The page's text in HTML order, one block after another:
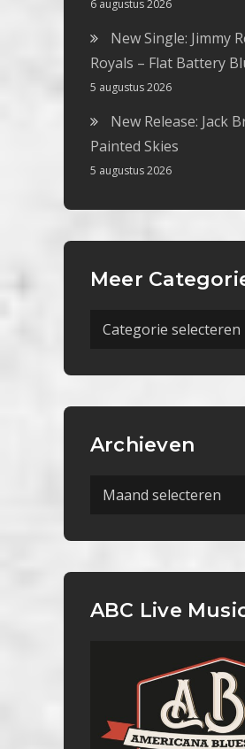
6 augustus 2026
New Single: Jimmy
Royals – Flat Battery
5 augustus 2026
New Release: Jack
Painted Skies
5 augustus 2026
Meer
Meer
Archieven
Archieven
ABC Live